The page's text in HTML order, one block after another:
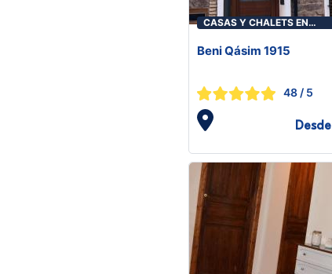
CASAS Y CHALETS EN
Beni Qásim 1915
48 / 5
Desde